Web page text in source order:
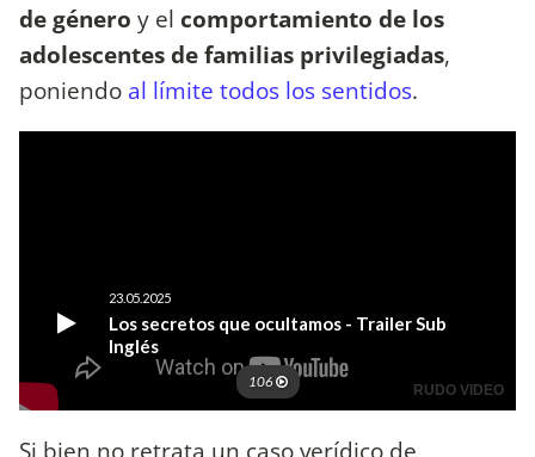
de género y el comportamiento de los
adolescentes de familias privilegiadas,
poniendo al límite todos los sentidos.